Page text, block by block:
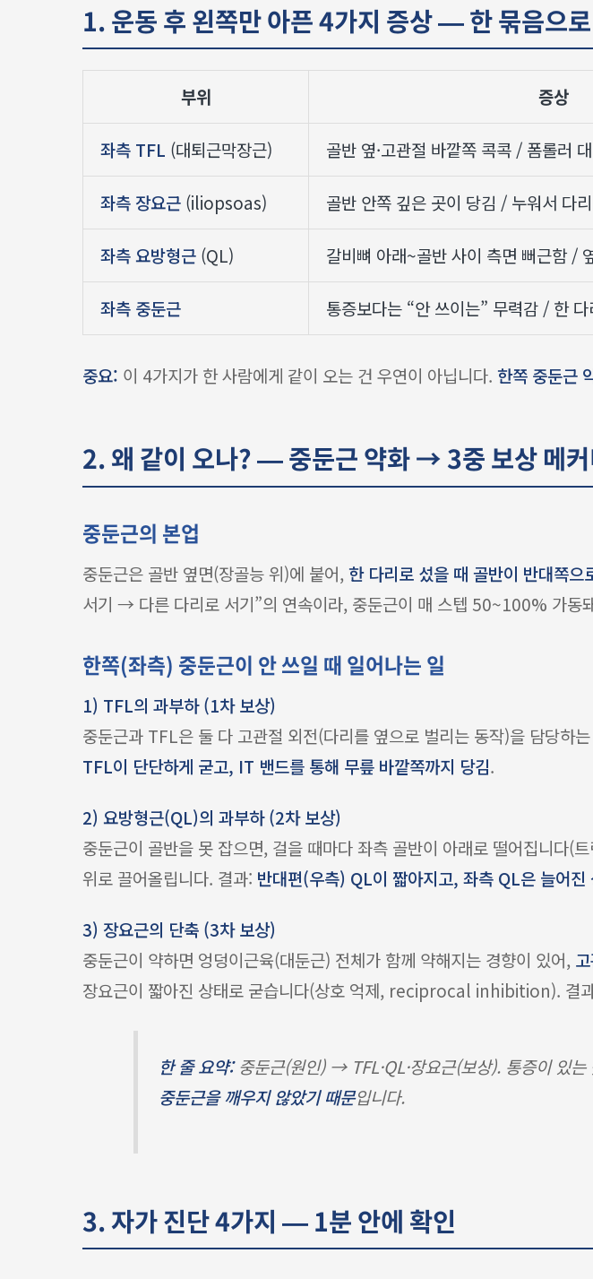
1. 운동 후 왼쪽만 아픈 4가지 증상 — 한 묶음으
부위 증상
좌측 TFL (대퇴근막장근) 골반 옆·고관절 바깥쪽 콕콕 / 폼롤러
좌측 장요근 (iliopsoas) 골반 안쪽 깊은 곳이 당김 / 누워서 다
좌측 요방형근 (QL) 갈비뼈 아래~골반 사이 측면 뻐근함 /
좌측 중둔근 통증보다는 “안 쓰이는” 무력감 / 한
중요: 이 4가지가 한 사람에게 같이 오는 건 우연이 아닙니다. 한쪽 중둔근
2. 왜 같이 오나? — 중둔근 약화 → 3중 보상 메
중둔근의 본업
중둔근은 골반 옆면(장골능 위)에 붙어, 한 다리로 섰을 때 골반이 반대쪽
서기 → 다른 다리로 서기”의 연속이라, 중둔근이 매 스텝 50~100% 가동
한쪽(좌측) 중둔근이 안 쓰일 때 일어나는 일
1) TFL의 과부하 (1차 보상)
중둔근과 TFL은 둘 다 고관절 외전(다리를 옆으로 벌리는 동작)을 담당하
TFL이 단단하게 굳고, IT 밴드를 통해 무릎 바깥쪽까지 당김.
2) 요방형근(QL)의 과부하 (2차 보상)
중둔근이 골반을 못 잡으면, 걸을 때마다 좌측 골반이 아래로 떨어집니다(
위로 끌어올립니다. 결과: 반대편(우측) QL이 짧아지고, 좌측 QL은 늘어진
3) 장요근의 단축 (3차 보상)
중둔근이 약하면 엉덩이근육(대둔근) 전체가 함께 약해지는 경향이 있어,
장요근이 짧아진 상태로 굳습니다(상호 억제, reciprocal inhibition). 결
한 줄 요약:중둔근(원인) → TFL·QL·장요근(보상). 통증이 있는
중둔근을 깨우지 않았기 때문입니다.
3. 자가 진단 4가지 — 1분 안에 확인